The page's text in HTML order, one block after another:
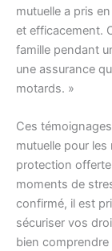
mutuelle a pris
et efficacement.
famille pendant
une assurance
motards. »
Ces
mutuelle pour
protection
moments de
confirmé, il est
sécuriser vos
bien